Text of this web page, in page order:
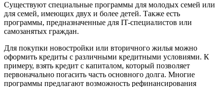
Существуют специальные программы для молодых семей или
для семей, имеющих двух и более детей. Также есть
программы, предназначенные для IT-специалистов или
самозанятых граждан.
Для покупки новостройки или вторичного жилья можно
оформить кредиты с различными кредитными условиями. К
примеру, взять кредит с капиталом, который позволяет
первоначально погасить часть основного долга. Многие
программы предлагают возможность рефинансирования